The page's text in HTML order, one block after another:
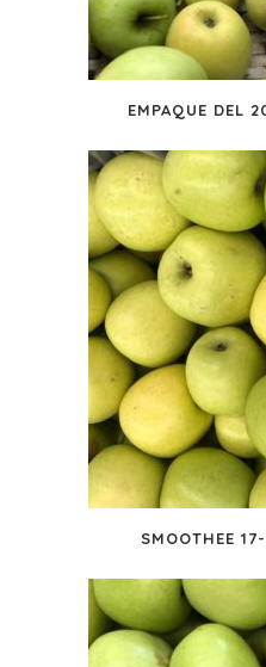
EMPAQUE DEL
SMOOTHEE